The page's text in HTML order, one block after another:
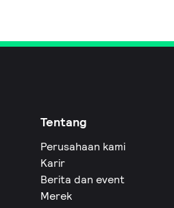
Tentang
Perusahaan kami
Karir
Berita dan event
Merek